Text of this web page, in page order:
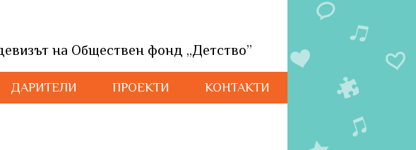
на Обществен фонд „Детство”
ДАРИТЕЛИ ПРОЕКТИ КОНТАКТИ